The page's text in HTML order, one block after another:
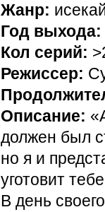
Жанр:
Год выхода:
Кол серий:
Режиссер:
Описание:
должен был
но я и
уготовит
В день